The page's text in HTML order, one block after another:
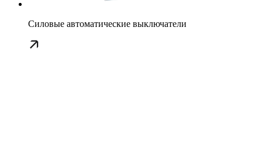
Силовые автоматические выключатели